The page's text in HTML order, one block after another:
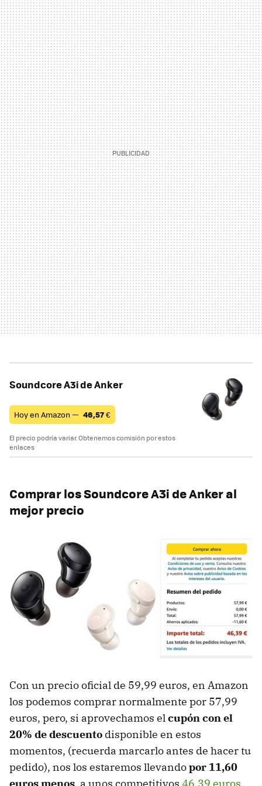
Soundcore A3i de Anker
Hoy en Amazon — 46,57€
El precio podría variar. Obtenemos comisión por estos
enlaces
Comprar los Soundcore A3i de Anker al
mejor precio
Con un precio oficial de 59,99 euros, en Amazon
los podemos comprar normalmente por 57,99
euros, pero, si aprovechamos elcupón con el
20% de descuento disponible en estos
momentos, (recuerda marcarlo antes de hacer tu
pedido), nos los estaremos llevandopor 11,60